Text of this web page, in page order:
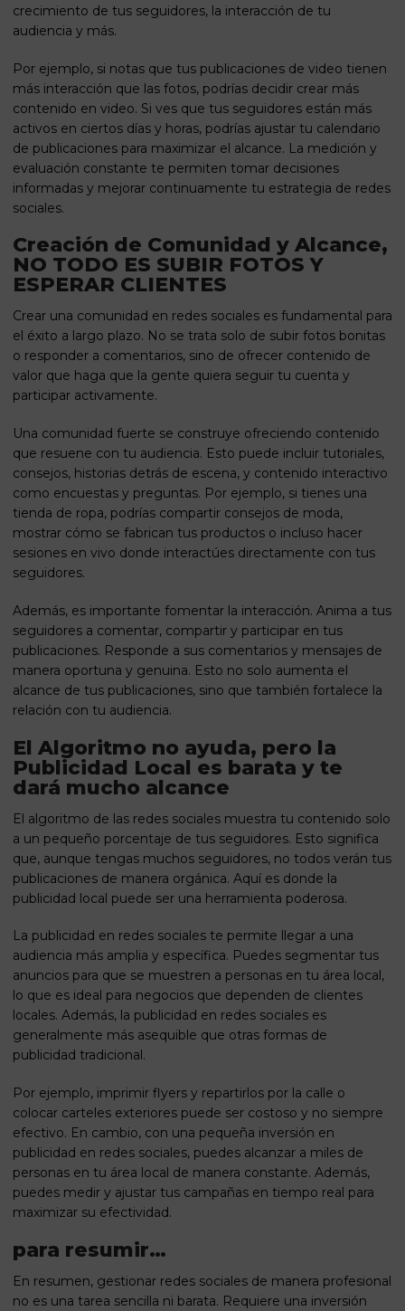
crecimiento de tus seguidores, la interacción de tu
audiencia y más.
Por ejemplo, si notas que tus publicaciones de video tienen
más interacción que las fotos, podrías decidir crear más
contenido en video. Si ves que tus seguidores están más
activos en ciertos días y horas, podrías ajustar tu calendario
de publicaciones para maximizar el alcance. La medición y
evaluación constante te permiten tomar decisiones
informadas y mejorar continuamente tu estrategia de redes
sociales.
Creación de Comunidad y Alcance,
NO TODO ES SUBIR FOTOS Y
ESPERAR CLIENTES
Crear una comunidad en redes sociales es fundamental para
el éxito a largo plazo. No se trata solo de subir fotos bonitas
o responder a comentarios, sino de ofrecer contenido de
valor que haga que la gente quiera seguir tu cuenta y
participar activamente.
Una comunidad fuerte se construye ofreciendo contenido
que resuene con tu audiencia. Esto puede incluir tutoriales,
consejos, historias detrás de escena, y contenido interactivo
como encuestas y preguntas. Por ejemplo, si tienes una
tienda de ropa, podrías compartir consejos de moda,
mostrar cómo se fabrican tus productos o incluso hacer
sesiones en vivo donde interactúes directamente con tus
seguidores.
Además, es importante fomentar la interacción. Anima a tus
seguidores a comentar, compartir y participar en tus
publicaciones. Responde a sus comentarios y mensajes de
manera oportuna y genuina. Esto no solo aumenta el
alcance de tus publicaciones, sino que también fortalece la
relación con tu audiencia.
El Algoritmo no ayuda, pero la
Publicidad Local es barata y te
dará mucho alcance
El algoritmo de las redes sociales muestra tu contenido solo
a un pequeño porcentaje de tus seguidores. Esto significa
que, aunque tengas muchos seguidores, no todos verán tus
publicaciones de manera orgánica. Aquí es donde la
publicidad local puede ser una herramienta poderosa.
La publicidad en redes sociales te permite llegar a una
audiencia más amplia y específica. Puedes segmentar tus
anuncios para que se muestren a personas en tu área local,
lo que es ideal para negocios que dependen de clientes
locales. Además, la publicidad en redes sociales es
generalmente más asequible que otras formas de
publicidad tradicional.
Por ejemplo, imprimir flyers y repartirlos por la calle o
colocar carteles exteriores puede ser costoso y no siempre
efectivo. En cambio, con una pequeña inversión en
publicidad en redes sociales, puedes alcanzar a miles de
personas en tu área local de manera constante. Además,
puedes medir y ajustar tus campañas en tiempo real para
maximizar su efectividad.
para resumir…
En resumen, gestionar redes sociales de manera profesional
no es una tarea sencilla ni barata. Requiere una inversión